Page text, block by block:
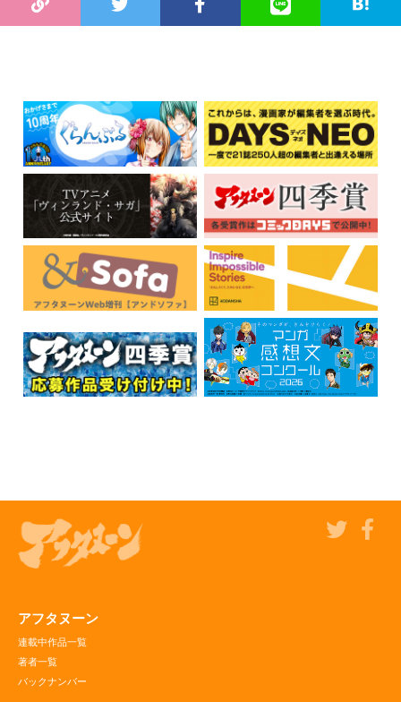
アフタヌーン
連載中作品一覧
著者一覧
バックナンバー